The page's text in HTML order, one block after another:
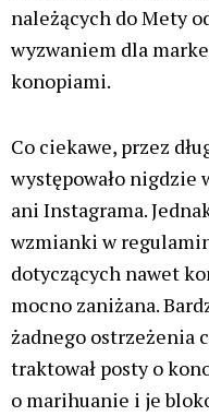
należących do Mety
wyzwaniem dla
konopiami.
Co ciekawe, przez
występowało nigdzie
ani Instagrama.
wzmianki w
dotyczących nawet
mocno zaniżana.
żadnego ostrzeżenia
traktował posty o
o marihuanie i je